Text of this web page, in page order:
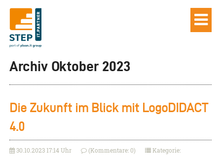
Archiv Oktober 2023
Die Zukunft im Blick mit LogoDIDACT
4.0
30.10.2023 17:14 Uhr (Kommentare: 0) Kategorie: